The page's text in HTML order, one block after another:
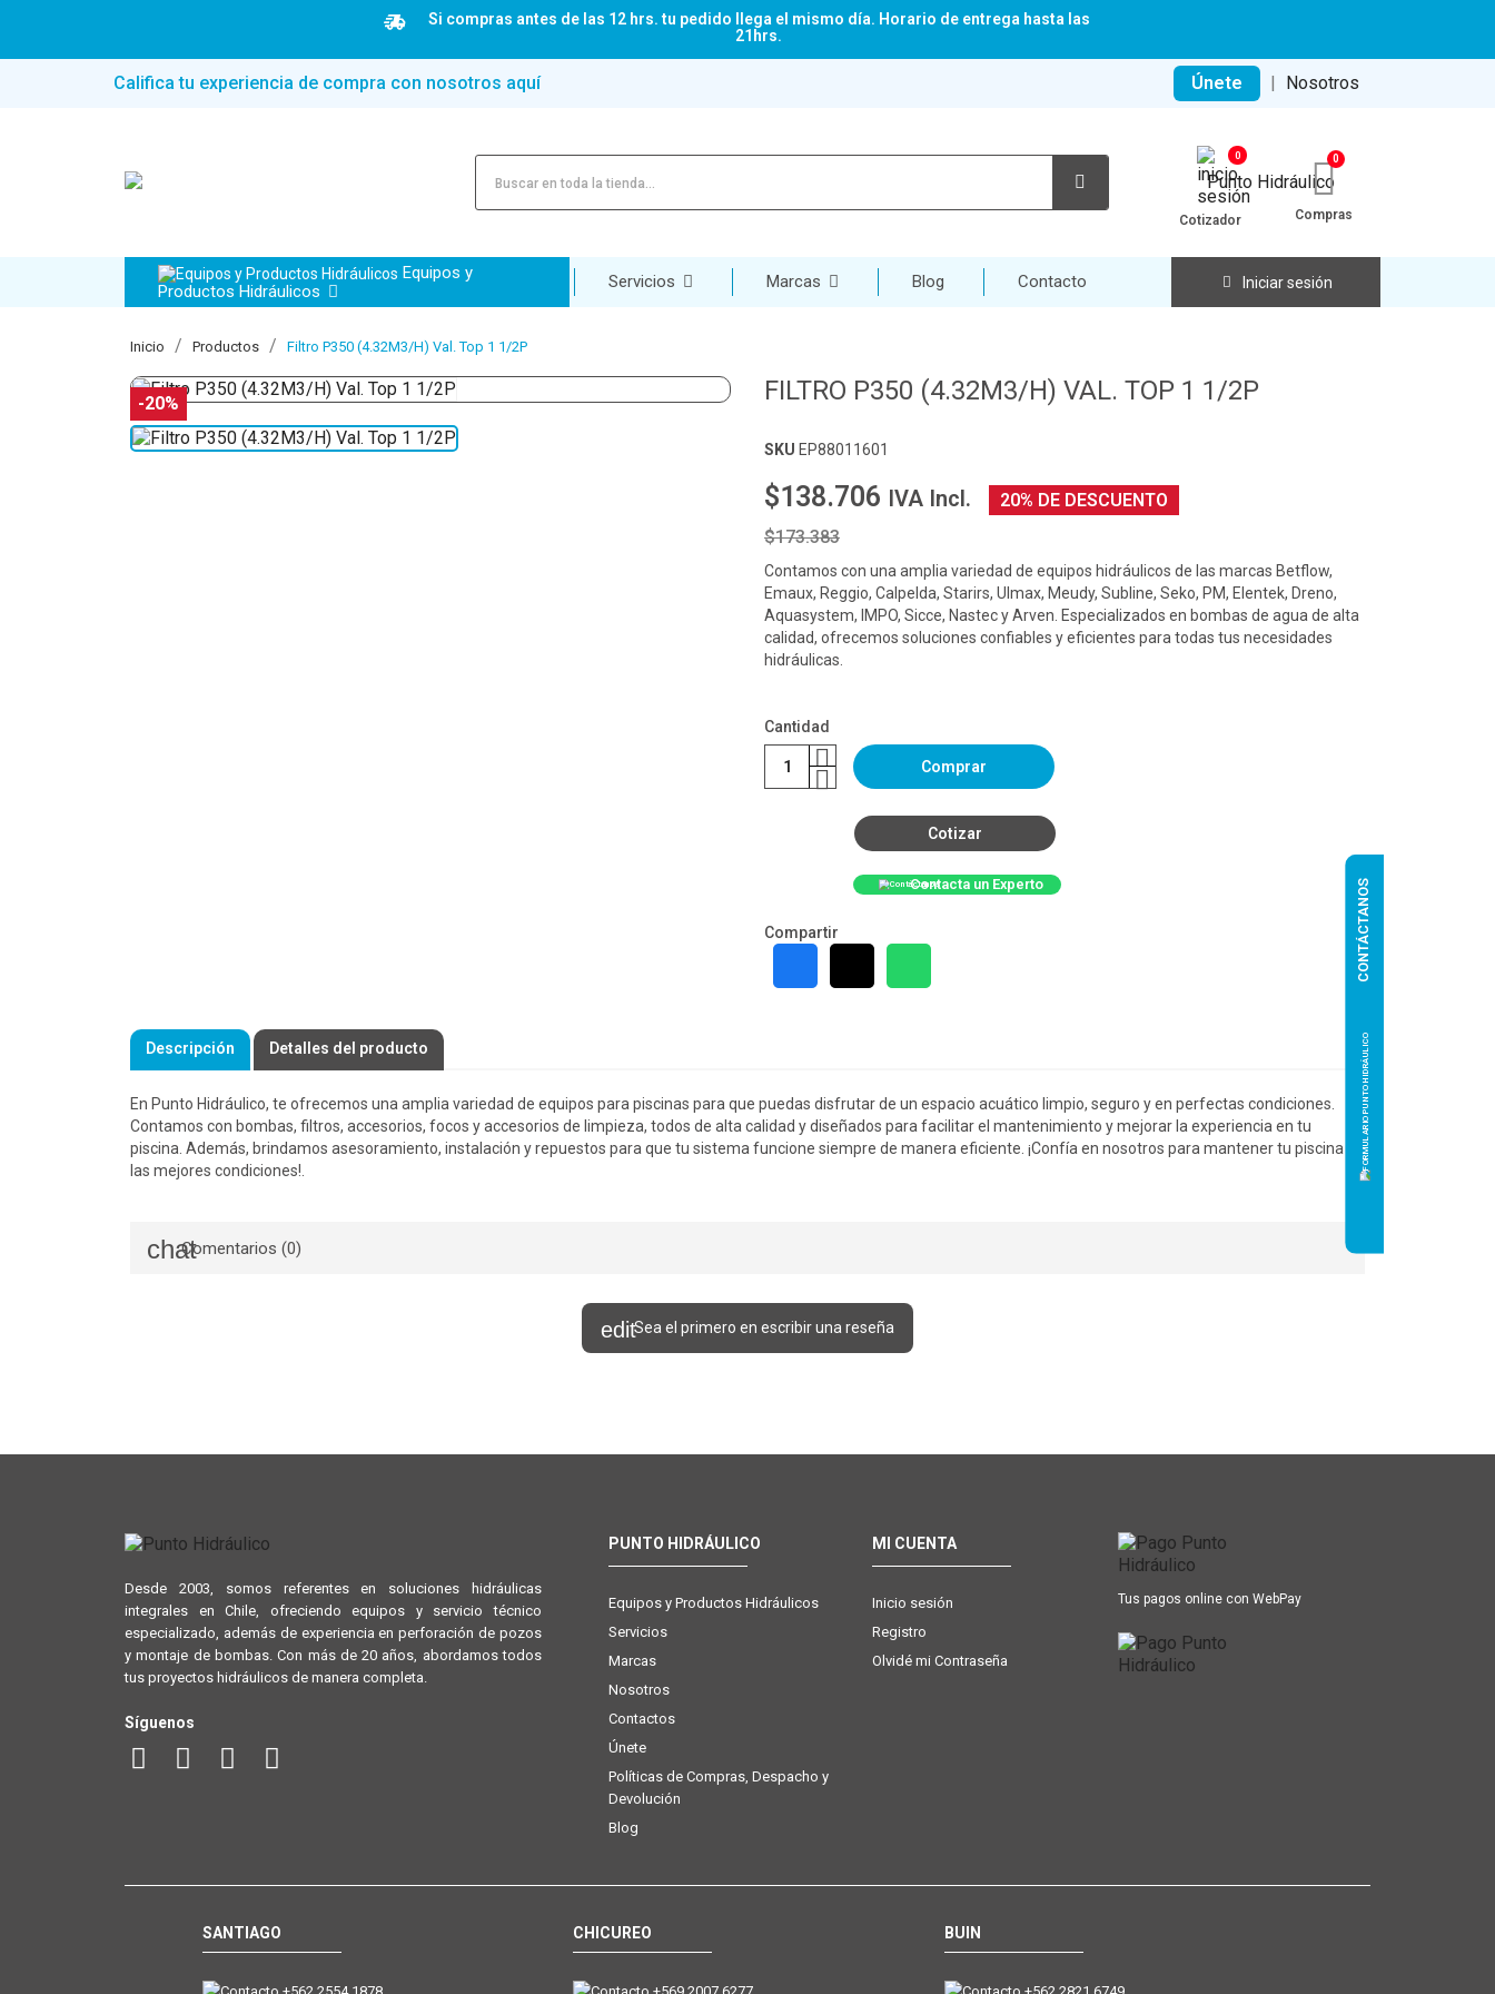
Si compras antes de las 12 hrs. tu pedido llega el mismo día. Horario de entrega hasta las
21hrs.
Califica tu experiencia de compra con nosotros aquí Únete | Nosotros
0
Cotizador Compras
Equipos y
Productos Hidráulicos
Servicios Marcas Blog Contacto Iniciar sesión
Inicio Productos Filtro P350 (4.32M3/H) Val. Top 1 1/2P
-20% FILTRO P350 (4.32M3/H) VAL. TOP 1 1/2P
SKU EP88011601
$138.706 IVA Incl.
20% DE DESCUENTO
$173.383
Contamos con una amplia variedad de equipos hidráulicos de las marcas Betflow,
Emaux, Reggio, Calpelda, Starirs, Ulmax, Meudy, Subline, Seko, PM, Elentek, Dreno,
Aquasystem, IMPO, Sicce, Nastec y Arven. Especializados en bombas de agua de alta
calidad, ofrecemos soluciones confiables y eficientes para todas tus necesidades
hidráulicas.
Cantidad
Comprar
Cotizar
Contacta un Experto
Compartir
Descripción Detalles del producto
En Punto Hidráulico, te ofrecemos una amplia variedad de equipos para piscinas para que puedas disfrutar de un espacio acuático limpio, seguro y en perfectas condiciones.
Contamos con bombas, filtros, accesorios, focos y accesorios de limpieza, todos de alta calidad y diseñados para facilitar el mantenimiento y mejorar la experiencia en tu
piscina. Además, brindamos asesoramiento, instalación y repuestos para que tu sistema funcione siempre de manera eficiente. ¡Confía en nosotros para mantener tu piscina en
las mejores condiciones!.
Comentarios (0)
Sea el primero en escribir una reseña
Desde 2003, somos referentes en soluciones hidráulicas
integrales en Chile, ofreciendo equipos y servicio técnico
especializado, además de experiencia en perforación de pozos
y montaje de bombas. Con más de 20 años, abordamos todos
tus proyectos hidráulicos de manera completa.
Síguenos
PUNTO HIDRÁULICO
Equipos y Productos Hidráulicos
Servicios
Marcas
Nosotros
Contactos
Únete
Políticas de Compras, Despacho y
Devolución
Blog
MI CUENTA
Inicio sesión
Registro
Olvidé mi Contraseña
CONTÁCTANOS
Tus pagos online con WebPay
SANTIAGO CHICUREO BUIN